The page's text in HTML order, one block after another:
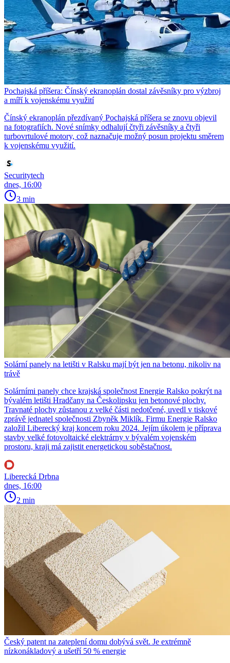
Pochajská příšera: Čínský ekranoplán dostal závěsníky pro výzbroj
a míří k vojenskému využití
Čínský ekranoplán přezdívaný Pochajská příšera se znovu objevil
na fotografiích. Nové snímky odhalují čtyři závěsníky a čtyři
turbovrtulové motory, což naznačuje možný posun projektu směrem
k vojenskému využití.
Securitytech
dnes, 16:00
3 min
Solární panely na letišti v Ralsku mají být jen na betonu, nikoliv na
trávě
Solárními panely chce krajská společnost Energie Ralsko pokrýt na
bývalém letišti Hradčany na Českolipsku jen betonové plochy.
Travnaté plochy zůstanou z velké části nedotčené, uvedl v tiskové
zprávě jednatel společnosti Zbyněk Miklík. Firmu Energie Ralsko
založil Liberecký kraj koncem roku 2024. Jejím úkolem je příprava
stavby velké fotovoltaické elektrárny v bývalém vojenském
prostoru, kraji má zajistit energetickou soběstačnost.
Liberecká Drbna
dnes, 16:00
2 min
Český patent na zateplení domu dobývá svět. Je extrémně
nízkonákladový a ušetří 50 % energie